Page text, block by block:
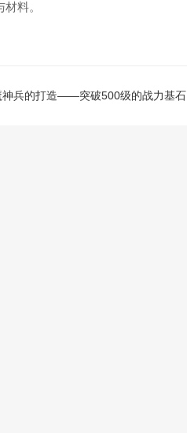
料。
神兵的打造——突破500级的战力基石